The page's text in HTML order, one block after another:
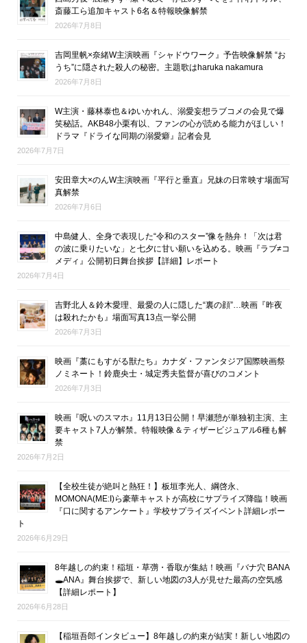
斎藤工ら追加キャスト6名＆特報映像解禁
2026年7月8日
吉岡里帆×奈緒W主演映画『シャドウワーク』予告映像解禁 “お
うち”に隠された殺人の秘密。主題歌はharuka nakamura
2026年7月8日
W主演・藤林泰也＆ゆいかれん、溺愛妄想ラブコメの会見で爆
笑秘話。AKB48小栗有以、ファンの心が読める能力がほしい！
ドラマ『ドライな同期の溺愛癖』記者会見
2026年7月7日
安田章大×のんW主演映画『平行と垂直』兄妹の日常映す場面写
真解禁
2026年7月6日
中島健人、全身で表現した“令和のスター”像を熱弁！「次は君
の波に乗りたいな」と七夕に甘い願いを込める。映画『ラブ≠コ
メディ』公開初日舞台挨拶【詳細】レポート
2026年7月4日
吉野北人＆鈴木愛理、最愛の人に隠した“裏の顔”…映画『昨夜
は殺れたかも』場面写真13点一挙公開
2026年7月3日
映画『藁にもすがる獣たち』カナダ・ファンタジア国際映画祭
ノミネート！鈴鹿央士・城定秀夫監督が喜びのコメント
2026年7月3日
映画『呪いのスマホ』11月13日公開！早瀬憩が単独初主演、主
要キャスト7人が解禁。特報映像＆ティザービジュアル6種も解
禁
2026年7月2日
【全校生徒が絶叫と熱狂！】板垣李光人、綱啓永、
MOMONA(ME:I)ら豪華キャストが高校にサプライズ降臨！映画
『口に関するアンケート』学校サプライズイベント詳細レポー
ト
2026年6月29日
8年越しの約束！稲垣・草彅・香取が集結！映画『バナ穴 BANA
🕳ANA』舞台挨拶で、新しい地図の3人が見せた最高の空気感
【詳細レポート】
2026年6月28日
【稲垣吾郎インタビュー】8年越しの約束が結実！新しい地図の